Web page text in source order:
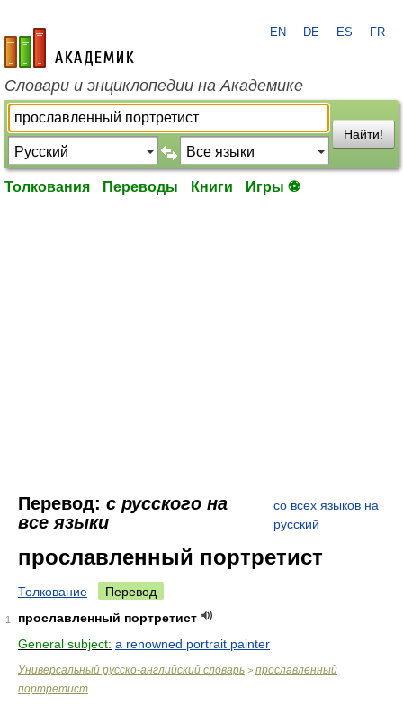
academic.ru
EN DE ES FR
Словари и энциклопедии на Академике
Найти!
Толкования Переводы Книги Игры ⚽
Перевод: с русского на
все языки
со всех языков на
русский
прославленный портретист
Толкование Перевод
1
прославленный портретист
General subject: a renowned portrait painter
Универсальный русско-английский словарь > прославленный
портретист